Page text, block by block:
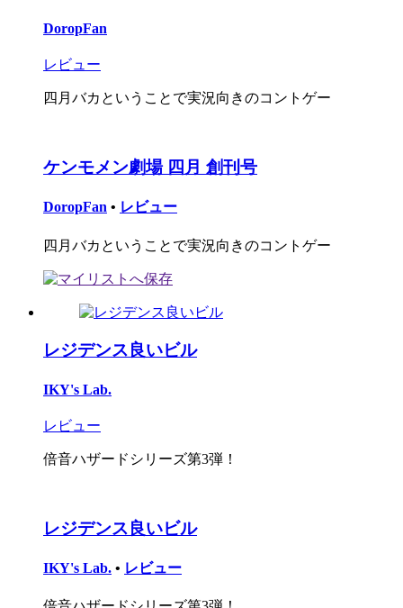
DoropFan
レビュー
四月バカということで実況向きのコントゲー
ケンモメン劇場 四月 創刊号
DoropFan • レビュー
四月バカということで実況向きのコントゲー
レジデンス良いビル
IKY's Lab.
レビュー
倍音ハザードシリーズ第3弾！
レジデンス良いビル
IKY's Lab. • レビュー